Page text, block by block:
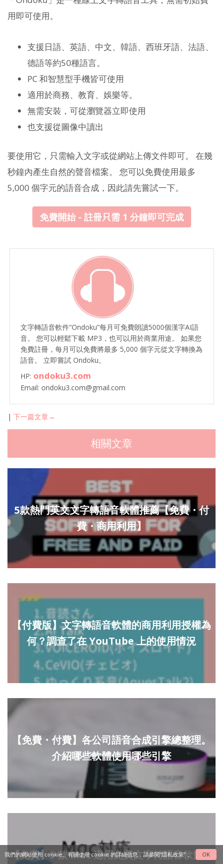
用即可使用。
支援日語、英語、中文、韓語、西班牙語、法語、
德語等約50種語言。
PC 和智慧型手機皆可使用
適用於商務、教育、娛樂等。
無需安裝，可從瀏覽器立即使用
也支援從圖像中讀出
要使用它，只需輸入文字或從網站上傳文件即可。 在幾
秒鐘內產生自然的聲音檔案。 您可以免費使用最多
5,000 個字元的語音合成，因此請先嘗試一下。
免費開始 - 註冊只需 1 分鐘即可完成
文字轉語音軟件“Ondoku”每月可免費朗讀5000個漢字AI語
音。 您可以輕鬆下載 MP3，也可以用於商業用途。 如果您
免費註冊，每月可以免費將最多 5,000 個字元從文字轉換為
語音。 立即嘗試 Ondoku。
HP: ondoku3.com
Email: ondoku3.com@gmail.com
| 下一篇文章→
相關文章
5款熱門英文文字轉語音軟體推薦【免費・付
費・商用利用】
【付費版】文字轉語音軟體的商用利用授權為
何？調查了在 YouTube 上的使用情況
【免費・付費】各公司語音合成引擎總整理。
介紹哪些軟體使用哪些引擎
【免費】5 款 Mac 適用免費文字轉語音軟體推
我們的網站使用 cookie。有關使用 cookie 的詳細信息，請參閱“隱私政策”。 OK